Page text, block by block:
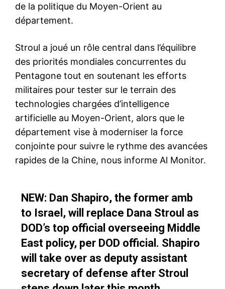
de la politique du Moyen-Orient au
département.
Stroul a joué un rôle central dans l’équilibre
des priorités mondiales concurrentes du
Pentagone tout en soutenant les efforts
militaires pour tester sur le terrain des
technologies chargées d’intelligence
artificielle au Moyen-Orient, alors que le
département vise à moderniser la force
conjointe pour suivre le rythme des avancées
rapides de la Chine, nous informe Al Monitor.
NEW: Dan Shapiro, the former amb
to Israel, will replace Dana Stroul as
DOD’s top official overseeing Middle
East policy, per DOD official. Shapiro
will take over as deputy assistant
secretary of defense after Stroul